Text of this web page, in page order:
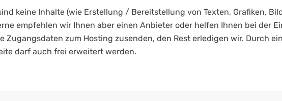
keine Inhalte (wie Erstellung / Bereitstellung von Texten, Grafiken,
empfehlen wir Ihnen aber einen Anbieter oder helfen Ihnen bei der
Zugangsdaten zum Hosting zusenden, den Rest erledigen wir. Durch
darf auch frei erweitert werden.